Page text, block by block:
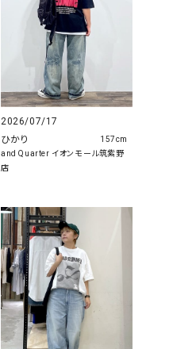
2026/07/17
ひかり
and Quarter イオンモール筑紫野
店
157cm